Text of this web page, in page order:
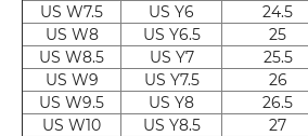
US W7.5
US Y6 24.5
US W8
US Y6.5 25
US W8.5
US Y7 25.5
US W9
US Y7.5 26
US W9.5
US Y8 26.5
US W10
US Y8.5 27